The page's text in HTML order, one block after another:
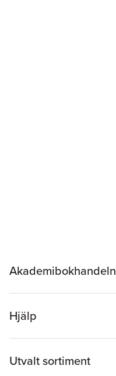
Akademibokhandeln
Hjälp
Utvalt sortiment